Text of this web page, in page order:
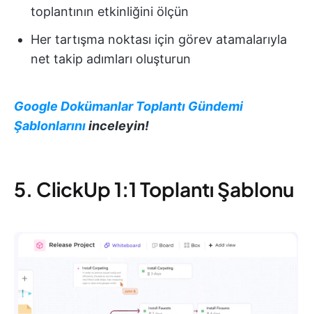
toplantının etkinliğini ölçün
Her tartışma noktası için görev atamalarıyla
net takip adımları oluşturun
Google Dokümanlar Toplantı Gündemi
Şablonlarınıinceleyin!
5. ClickUp 1:1 Toplantı Şablonu